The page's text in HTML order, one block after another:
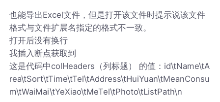
也能导出Excel文件，但是打开该文件时提示说该文件
格式与文件扩展名指定的格式不一致。
打开后没有换行
我插入断点获取到
这是代码中colHeaders（列标题） 的值：id\tName\tA
rea\tSort\tTime\tTel\tAddress\tHuiYuan\tMeanConsu
m\tWaiMai\tYeXiao\tMeTel\tPhoto\tListPath\n